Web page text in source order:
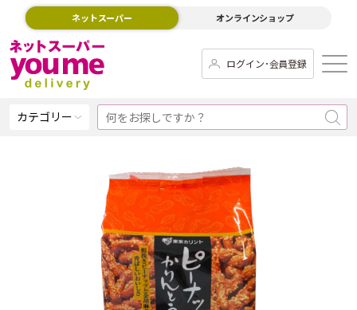
ネットスーパー オンラインショップ
ログイン･会員登録
カテゴリー